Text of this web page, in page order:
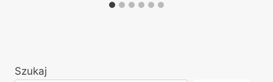
Szukaj